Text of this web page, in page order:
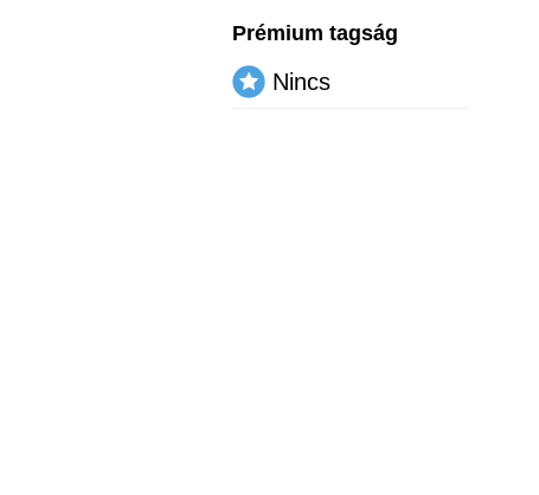
Prémium tagság
Nincs